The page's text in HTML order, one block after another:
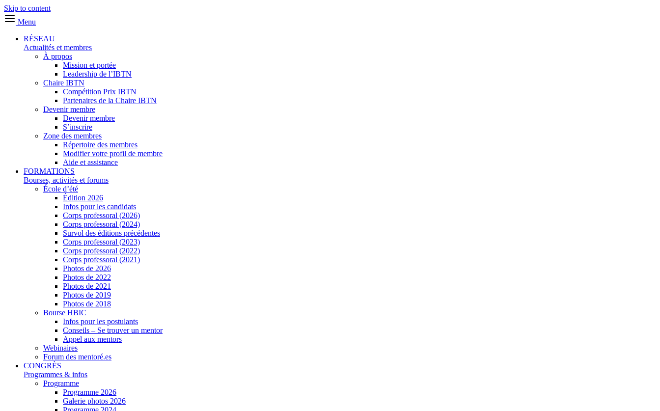
Skip to content
Menu
RÉSEAU
Actualités et membres
À propos
Mission et portée
Leadership de l’IBTN
Chaire IBTN
Compétition Prix IBTN
Partenaires de la Chaire IBTN
Devenir membre
Devenir membre
S’inscrire
Zone des membres
Répertoire des membres
Modifier votre profil de membre
Aide et assistance
FORMATIONS
Bourses, activités et forums
École d’été
Édition 2026
Infos pour les candidats
Corps professoral (2026)
Corps professoral (2024)
Survol des éditions précédentes
Corps professoral (2023)
Corps professoral (2022)
Corps professoral (2021)
Photos de 2026
Photos de 2022
Photos de 2021
Photos de 2019
Photos de 2018
Bourse HBIC
Infos pour les postulants
Conseils – Se trouver un mentor
Appel aux mentors
Webinaires
Forum des mentoré.es
CONGRÈS
Programmes & infos
Programme
Programme 2026
Galerie photos 2026